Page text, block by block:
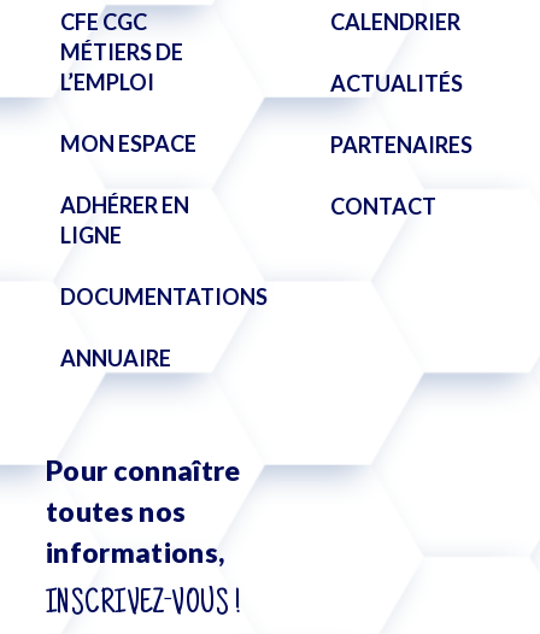
CFE CGC
MÉTIERS DE
L’EMPLOI
MON ESPACE
ADHÉRER EN
LIGNE
DOCUMENTATIONS
ANNUAIRE
CALENDRIER
ACTUALITÉS
PARTENAIRES
CONTACT
Pour connaître
toutes nos
informations,
INSCRIVEZ-VOUS !